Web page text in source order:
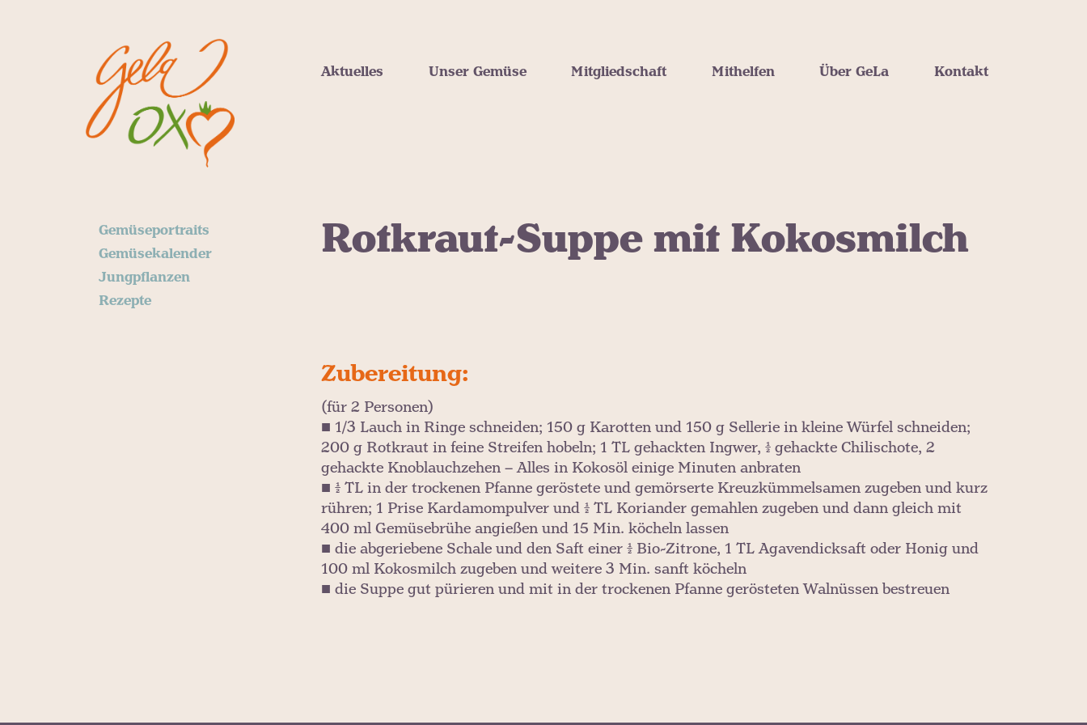
Aktuelles Unser Gemüse Mitgliedschaft Mithelfen Über GeLa Kontakt
Gemüseportraits
Gemüsekalender
Jungpflanzen
Rezepte
Rotkraut-Suppe mit Kokosmilch
Zubereitung:
(für 2 Personen)
■ 1/3 Lauch in Ringe schneiden; 150 g Karotten und 150 g Sellerie in kleine Würfel schneiden;
200 g Rotkraut in feine Streifen hobeln; 1 TL gehackten Ingwer, ½ gehackte Chilischote, 2
gehackte Knoblauchzehen – Alles in Kokosöl einige Minuten anbraten
■ ½ TL in der trockenen Pfanne geröstete und gemörserte Kreuzkümmelsamen zugeben und kurz
rühren; 1 Prise Kardamompulver und ½ TL Koriander gemahlen zugeben und dann gleich mit
400 ml Gemüsebrühe angießen und 15 Min. köcheln lassen
■ die abgeriebene Schale und den Saft einer ½ Bio-Zitrone, 1 TL Agavendicksaft oder Honig und
100 ml Kokosmilch zugeben und weitere 3 Min. sanft köcheln
■ die Suppe gut pürieren und mit in der trockenen Pfanne gerösteten Walnüssen bestreuen